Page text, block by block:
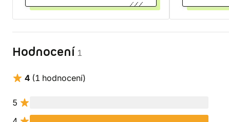
Hodnocení 1
4 (1 hodnocení)
5